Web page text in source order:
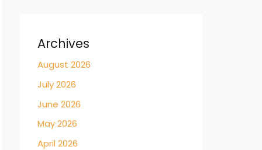
Archives
August 2026
July 2026
June 2026
May 2026
April 2026